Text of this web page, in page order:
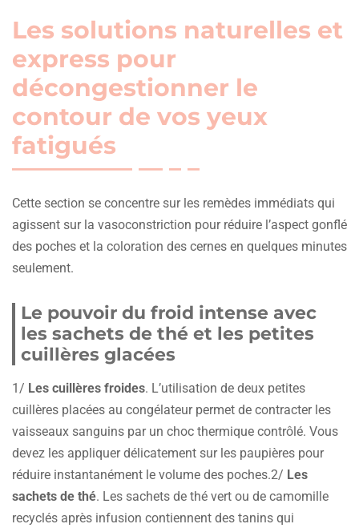
Les solutions naturelles et
express pour
décongestionner le
contour de vos yeux
fatigués
Cette section se concentre sur les remèdes immédiats qui
agissent sur la vasoconstriction pour réduire l’aspect gonflé
des poches et la coloration des cernes en quelques minutes
seulement.
Le pouvoir du froid intense avec
les sachets de thé et les petites
cuillères glacées
1/ Les cuillères froides. L’utilisation de deux petites
cuillères placées au congélateur permet de contracter les
vaisseaux sanguins par un choc thermique contrôlé. Vous
devez les appliquer délicatement sur les paupières pour
réduire instantanément le volume des poches.2/ Les
sachets de thé. Les sachets de thé vert ou de camomille
recyclés après infusion contiennent des tanins qui